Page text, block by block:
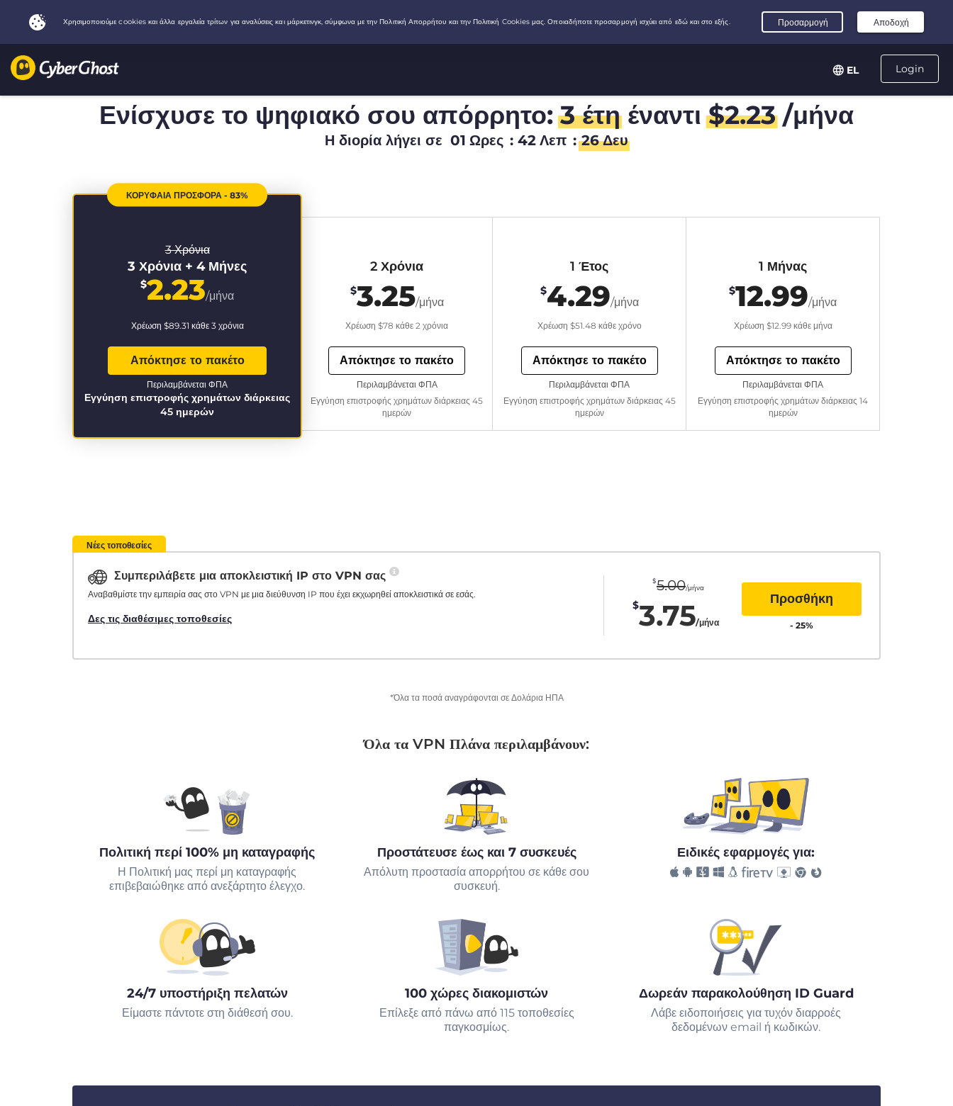
Login
EL
Ενίσχυσε το ψηφιακό σου απόρρητο:3 έτηέναντι$2.23/μήνα
Η διορία λήγει σε 01 Ωρες : 42 Λεπ : 25 Δευ
ΚΟΡΥΦΑΙΑ ΠΡΟΣΦΟΡΑ - 83%
3 Χρόνια
3 Χρόνια + 4 Μήνες
$2.23/μήνα
Χρέωση $89.31 κάθε 3 χρόνια
Απόκτησε το πακέτο
Εγγύηση επιστροφής χρημάτων διάρκειας
45 ημερών
Περιλαμβάνεται ΦΠΑ
2 Χρόνια
$3.25/μήνα
Χρέωση$78 κάθε 2 χρόνια
Απόκτησε το πακέτο
Εγγύηση επιστροφής χρημάτων διάρκειας 45
ημερών
Περιλαμβάνεται ΦΠΑ
1 Έτος
$4.29/μήνα
Χρέωση $51.48 κάθε χρόνο
Απόκτησε το πακέτο
Εγγύηση επιστροφής χρημάτων διάρκειας 45
ημερών
Περιλαμβάνεται ΦΠΑ
1 Μήνας
$12.99/μήνα
Χρέωση $12.99κάθε μήνα
Απόκτησε το πακέτο
Εγγύηση επιστροφής χρημάτων διάρκειας 14
ημερών
Περιλαμβάνεται ΦΠΑ
Νέες τοποθεσίες
Συμπεριλάβετε μια αποκλειστική IP στο VPN σας
Αναβαθμίστε την εμπειρία σας στο VPN με μια διεύθυνση IP που έχει εκχωρηθεί αποκλειστικά σε εσάς.
Δες τις διαθέσιμες τοποθεσίες
$5.00/μήνα
$3.75/μήνα
Προσθήκη
- 25%
*Όλα τα ποσά αναγράφονται σε Δολάρια ΗΠΑ
Όλα τα VPN Πλάνα περιλαμβάνουν:
Πολιτική περί 100% μη καταγραφής
Η Πολιτική μας περί μη καταγραφής
επιβεβαιώθηκε από ανεξάρτητο έλεγχο.
Προστάτευσε έως και 7 συσκευές
Απόλυτη προστασία απορρήτου σε κάθε σου
συσκευή.
Ειδικές εφαρμογές για:
24/7 υποστήριξη πελατών
Είμαστε πάντοτε στη διάθεσή σου.
100 χώρες διακομιστών
Επίλεξε από πάνω από 115 τοποθεσίες
παγκοσμίως.
Δωρεάν παρακολούθηση ID Guard
Λάβε ειδοποιήσεις για τυχόν διαρροές
δεδομένων email ή κωδικών.